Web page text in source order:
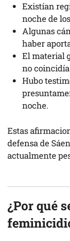
Existían
noche de
Algunas
haber
El material
no
Hubo
noche.
Estas
defensa de
actualmente
¿Por qué